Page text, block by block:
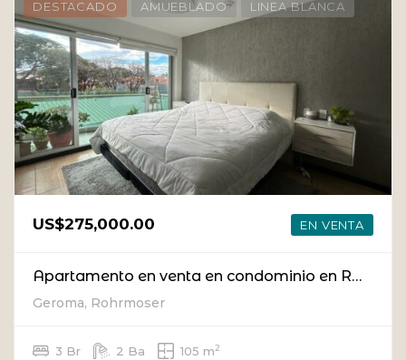
DESTACADO AMUEBLADO LINEA BLANCA
US$275,000.00 EN VENTA
Apartamento en venta en condominio en Rohrmoser
Geroma, Rohrmoser
3 Br 2 Ba 105 m2